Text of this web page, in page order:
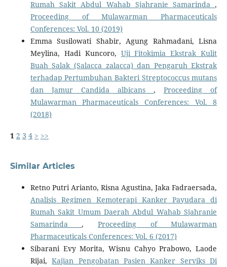
Rumah Sakit Abdul Wahab Sjahranie Samarinda,
Proceeding of Mulawarman Pharmaceuticals
Conferences: Vol. 10 (2019)
Emma Susilowati Shabir, Agung Rahmadani, Lisna
Meylina, Hadi Kuncoro, Uji Fitokimia Ekstrak Kulit
Buah Salak (Salacca zalacca) dan Pengaruh Ekstrak
terhadap Pertumbuhan Bakteri Streptococcus mutans
dan Jamur Candida albicans,Proceeding of
Mulawarman Pharmaceuticals Conferences: Vol. 8
(2018)
1 2 3 4 > >>
Similar Articles
Retno Putri Arianto, Risna Agustina, Jaka Fadraersada,
Analisis Regimen Kemoterapi Kanker Payudara di
Rumah Sakit Umum Daerah Abdul Wahab Sjahranie
Samarinda, Proceeding of Mulawarman
Pharmaceuticals Conferences: Vol. 6 (2017)
Sibarani Evy Morita, Wisnu Cahyo Prabowo, Laode
Rijai,Kajian Pengobatan Pasien Kanker Serviks Di